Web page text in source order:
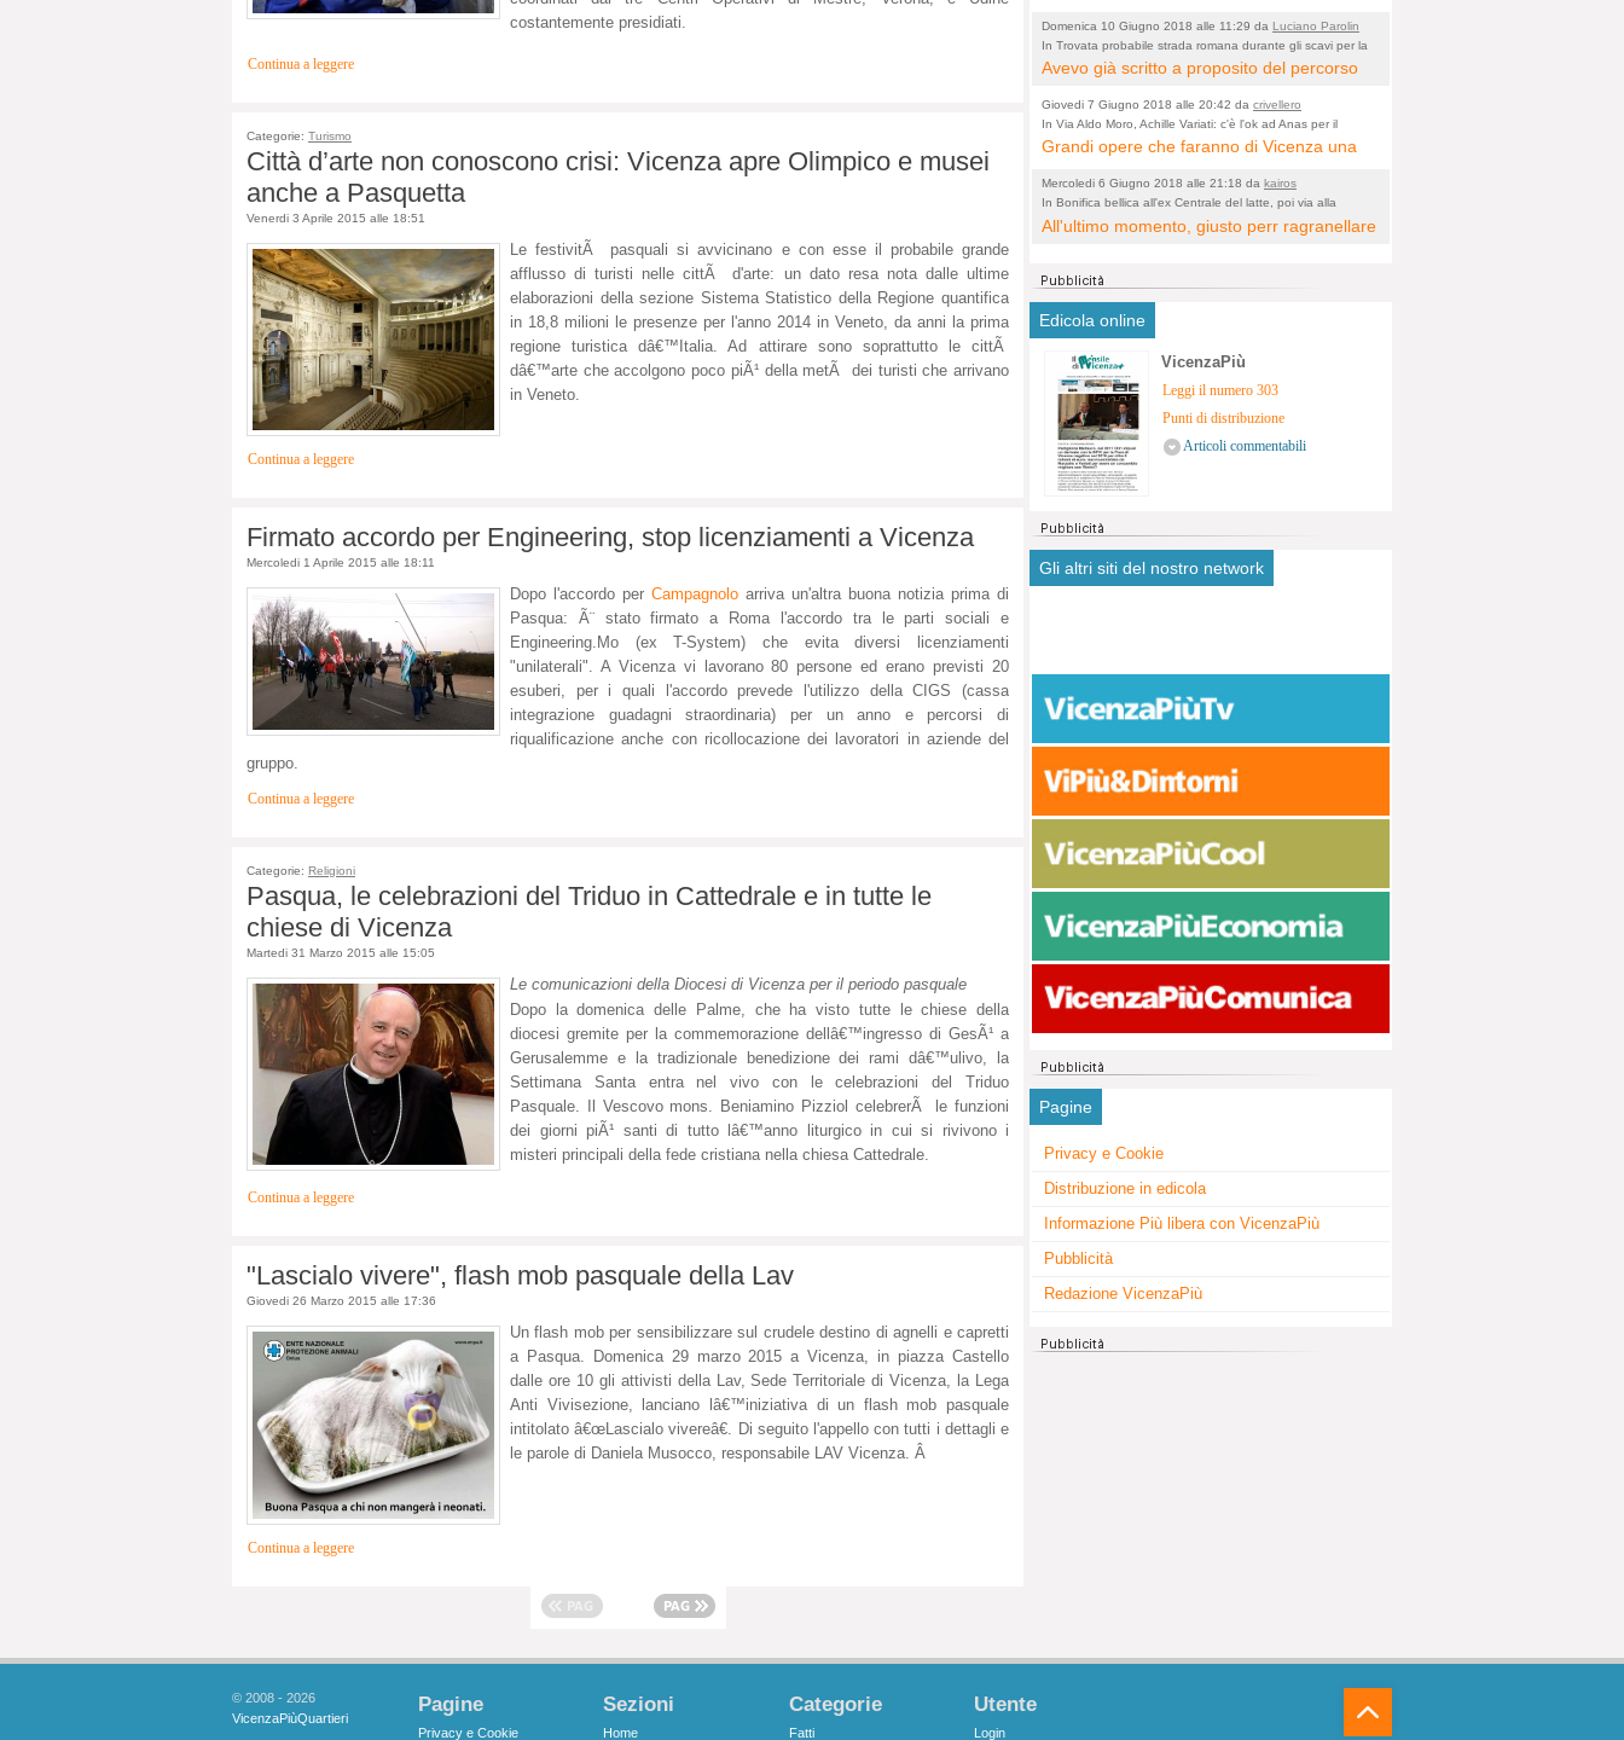
costantemente presidiati.
Continua a leggere
Categorie: Turismo
Città d’arte non conoscono crisi: Vicenza apre Olimpico e musei
anche a Pasquetta
Venerdi 3 Aprile 2015 alle 18:51
Le festivitÃ pasquali si avvicinano e con esse il probabile grande
afflusso di turisti nelle cittÃ d'arte: un dato resa nota dalle ultime
elaborazioni della sezione Sistema Statistico della Regione quantifica
in 18,8 milioni le presenze per l'anno 2014 in Veneto, da anni la prima
regione turistica dâ€™Italia. Ad attirare sono soprattutto le cittÃ
dâ€™arte che accolgono poco piÃ¹ della metÃ dei turisti che arrivano
in Veneto.
Continua a leggere
Firmato accordo per Engineering, stop licenziamenti a Vicenza
Mercoledi 1 Aprile 2015 alle 18:11
Dopo l'accordo per Campagnolo arriva un'altra buona notizia prima di
Pasqua: Ã¨ stato firmato a Roma l'accordo tra le parti sociali e
Engineering.Mo (ex T-System) che evita diversi licenziamenti
"unilaterali". A Vicenza vi lavorano 80 persone ed erano previsti 20
esuberi, per i quali l'accordo prevede l'utilizzo della CIGS (cassa
integrazione guadagni straordinaria) per un anno e percorsi di
riqualificazione anche con ricollocazione dei lavoratori in aziende del
gruppo.
Continua a leggere
Categorie: Religioni
Pasqua, le celebrazioni del Triduo in Cattedrale e in tutte le
chiese di Vicenza
Martedi 31 Marzo 2015 alle 15:05
Le comunicazioni della Diocesi di Vicenza per il periodo pasquale
Dopo la domenica delle Palme, che ha visto tutte le chiese della
diocesi gremite per la commemorazione dellâ€™ingresso di GesÃ¹ a
Gerusalemme e la tradizionale benedizione dei rami dâ€™ulivo, la
Settimana Santa entra nel vivo con le celebrazioni del Triduo
Pasquale. Il Vescovo mons. Beniamino Pizziol celebrerÃ le funzioni
dei giorni piÃ¹ santi di tutto lâ€™anno liturgico in cui si rivivono i
misteri principali della fede cristiana nella chiesa Cattedrale.
Continua a leggere
"Lascialo vivere", flash mob pasquale della Lav
Giovedi 26 Marzo 2015 alle 17:36
Un flash mob per sensibilizzare sul crudele destino di agnelli e capretti
a Pasqua. Domenica 29 marzo 2015 a Vicenza, in piazza Castello
dalle ore 10 gli attivisti della Lav, Sede Territoriale di Vicenza, la Lega
Anti Vivisezione, lanciano lâ€™iniziativa di un flash mob pasquale
intitolato â€œLascialo vivereâ€. Di seguito l'appello con tutti i dettagli e
le parole di Daniela Musocco, responsabile LAV Vicenza. Â
Continua a leggere
Domenica 10 Giugno 2018 alle 11:29 da Luciano Parolin
(Luciano)
In Trovata probabile strada romana durante gli scavi per la
bretella dell'Albera. Un nuovo stop?
Avevo già scritto a proposito del percorso
archeologico. La zona è sicuramente ricca
di testimonianze religiose, con insediamenti
abitativi, vedi l'acquedotto romano di
Lobbia. Spero, che risorgive della Seriola,
non subiscano danni.
Giovedi 7 Giugno 2018 alle 20:42 da crivellero
In Via Aldo Moro, Achille Variati: c'è l'ok ad Anas per il
completamento della tangenziale
Grandi opere che faranno di Vicenza una
soffocata dal rumore dal traffico e smog
concentrato in 6 vie cittadine. complimenti
Mercoledi 6 Giugno 2018 alle 21:18 da kairos
In Bonifica bellica all'ex Centrale del latte, poi via alla
riqualificazione
All'ultimo momento, giusto perr ragranellare
prima?
Edicola online
VicenzaPiù
Leggi il numero 303
Punti di distribuzione
Articoli commentabili
Gli altri siti del nostro network
Pagine
Privacy e Cookie
Distribuzione in edicola
Informazione Più libera con VicenzaPiù
Pubblicità
Redazione VicenzaPiù
© 2008 - 2026
VicenzaPiùQuartieri
Pagine
Privacy e Cookie
Sezioni
Home
Categorie
Fatti
Utente
Login